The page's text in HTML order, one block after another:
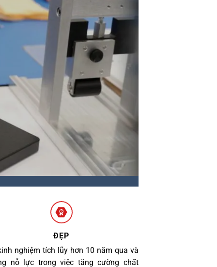
ĐẸP
nghiệm tích lũy hơn 10 năm qua và
nỗ lực trong việc tăng cường chất